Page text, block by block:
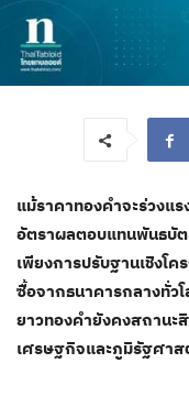
แม้ราคาทองคำจะร่วงแ
อัตราผลตอบแทนพันธบัต
เพียงการปรับฐานเชิงโ
ซื้อจากธนาคารกลางทั่ว
ยาวทองคำยังคงสถานะ
เศรษฐกิจและภูมิรัฐศา